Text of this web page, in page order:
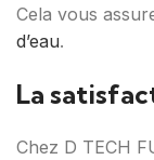
Cela vous
d’eau.
La
Chez D TECH